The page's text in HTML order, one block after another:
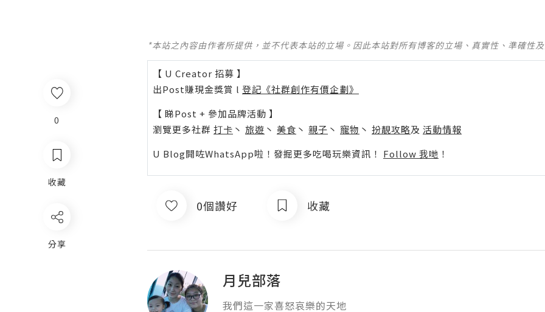
0
收藏
分享
*本站之內容由作者所提供，並不代表本站的立場。因此本站對所有博客的立場、真實性、準確性
【 U Creator 招募 】
出Post賺現金獎賞 l 登記《社群創作有價企劃》
【 睇Post + 參加品牌活動 】
瀏覽更多社群 打卡 丶 旅遊 丶 美食 丶 親子 丶 寵物 丶 扮靚攻略及 活動情報
U Blog開咗WhatsApp啦！發掘更多吃喝玩樂資訊！ Follow 我哋 ！
0個讚好 收藏
月兒部落
我們這一家喜怒哀樂的天地